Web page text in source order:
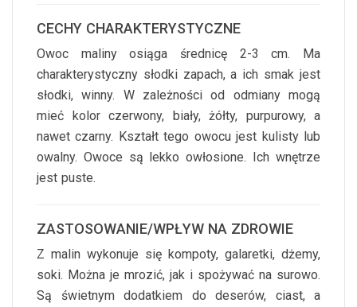
CECHY CHARAKTERYSTYCZNE
Owoc maliny osiąga średnicę 2-3 cm. Ma
charakterystyczny słodki zapach, a ich smak jest
słodki, winny. W zależności od odmiany mogą
mieć kolor czerwony, biały, żółty, purpurowy, a
nawet czarny. Kształt tego owocu jest kulisty lub
owalny. Owoce są lekko owłosione. Ich wnętrze
jest puste.
ZASTOSOWANIE/WPŁYW NA ZDROWIE
Z malin wykonuje się kompoty, galaretki, dżemy,
soki. Można je mrozić, jak i spożywać na surowo.
Są świetnym dodatkiem do deserów, ciast, a